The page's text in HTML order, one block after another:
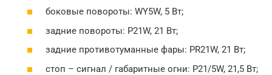
боковые повороты: WY5W, 5 Вт;
задние повороты: P21W, 21 Вт;
задние противотуманные фары: PR21W, 21 Вт;
стоп – сигнал / габаритные огни: P21/5W, 21,5 Вт;